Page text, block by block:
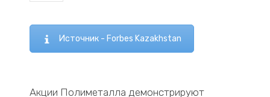
Источник - Forbes Kazakhstan
Акции Полиметалла демонстрируют